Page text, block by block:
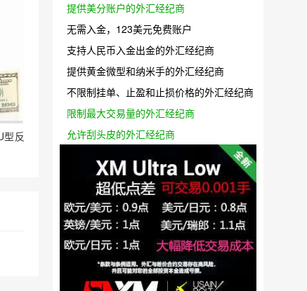
型反
提供美分账户的外汇经纪商
无需入金，123美元免费账户
支持人民币入金出金的外汇经纪商
提供黄金微型和纳米手的外汇经纪商
不限制挂单、止盈和止损价格的外汇经纪商
限制最大交易量的外汇经纪商
允许刮头皮的外汇经纪商